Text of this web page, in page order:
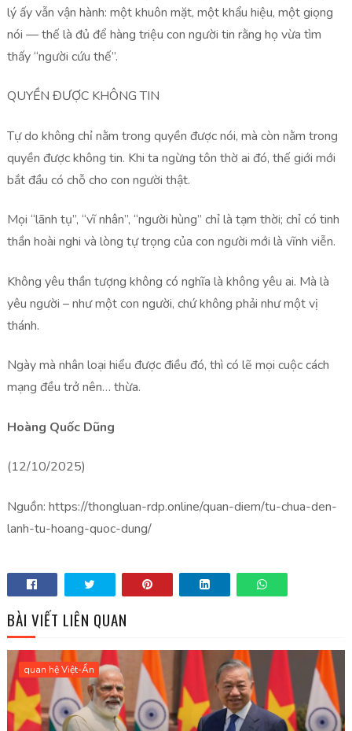
lý ấy vẫn vận hành: một khuôn mặt, một khẩu hiệu, một giọng
nói — thế là đủ để hàng triệu con người tin rằng họ vừa tìm
thấy “người cứu thế”.
QUYỀN ĐƯỢC KHÔNG TIN
Tự do không chỉ nằm trong quyền được nói, mà còn nằm trong
quyền được không tin. Khi ta ngừng tôn thờ ai đó, thế giới mới
bắt đầu có chỗ cho con người thật.
Mọi “lãnh tụ”, “vĩ nhân”, “người hùng” chỉ là tạm thời; chỉ có tinh
thần hoài nghi và lòng tự trọng của con người mới là vĩnh viễn.
Không yêu thần tượng không có nghĩa là không yêu ai. Mà là
yêu người – như một con người, chứ không phải như một vị
thánh.
Ngày mà nhân loại hiểu được điều đó, thì có lẽ mọi cuộc cách
mạng đều trở nên… thừa.
Hoàng Quốc Dũng
(12/10/2025)
Nguồn: https://thongluan-rdp.online/quan-diem/tu-chua-den-
lanh-tu-hoang-quoc-dung/
BÀI VIẾT LIÊN QUAN
quan hệ Việt-Ấn